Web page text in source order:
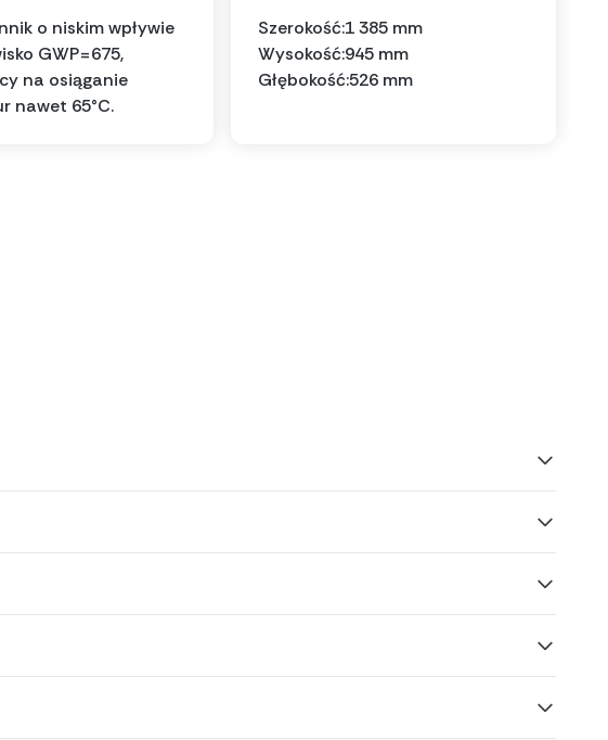
o niskim wpływie
GWP=675,
na osiąganie
nawet 65°C.
Szerokość:1 385 mm
Wysokość:945 mm
Głębokość:526 mm